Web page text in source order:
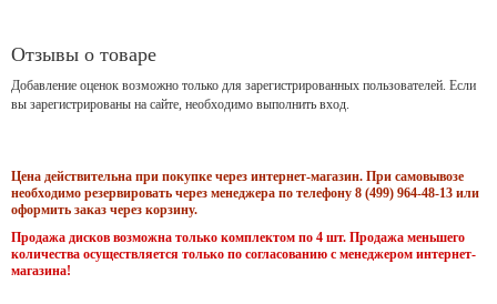
Отзывы о товаре
Добавление оценок возможно только для зарегистрированных пользователей. Если
вы зарегистрированы на сайте, необходимо выполнить вход.
Цена действительна при покупке через интернет-магазин. При самовывозе
необходимо резервировать через менеджера по телефону 8 (499) 964-48-13 или
оформить заказ через корзину.
Продажа дисков возможна только комплектом по 4 шт. Продажа меньшего
количества осуществляется только по согласованию с менеджером интернет-
магазина!